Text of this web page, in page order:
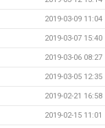
2019-03-09 11:04
2019-03-07 15:40
2019-03-06 08:27
2019-03-05 12:35
2019-02-21 16:58
2019-02-15 11:01